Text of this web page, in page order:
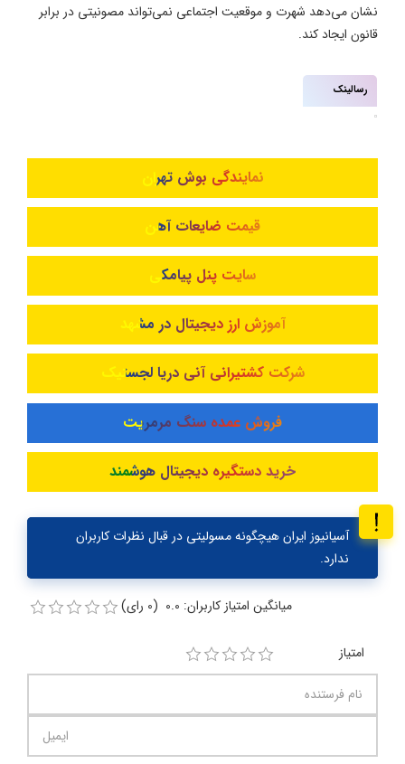
نشان می‌دهد شهرت و موقعیت اجتماعی نمی‌تواند مصونیتی در برابر
قانون ایجاد کند.
رسالینک
نمایندگی بوش تهران
قیمت ضایعات آهن
سایت پنل پیامکی
آموزش ارز دیجیتال در مشهد
شرکت کشتیرانی آنی دریا لجستیک
فروش عمده سنگ مرمریت
خرید دستگیره دیجیتال هوشمند
آسیانیوز ایران هیچگونه مسولیتی در قبال نظرات کاربران
ندارد.
میانگین امتیاز کاربران: 0.0 (0 رای)
امتیاز